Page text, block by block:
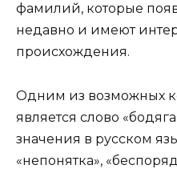
фамилий, которые
недавно и имеют
происхождения.
Одним из возможных
является слово
значения в русском
«непонятка»,